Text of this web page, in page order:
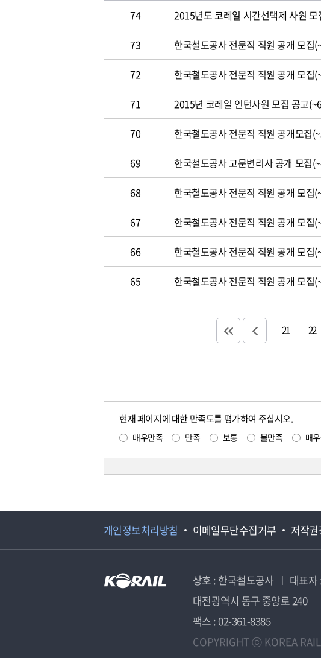
74 2015년도 코레일 시간선택제 사원
73 한국철도공사 전문직 직원 공개 모집
72 한국철도공사 전문직 직원 공개 모집
71 2015년 코레일 인턴사원 모집 공고
70 한국철도공사 전문직 직원 공개모집
69 한국철도공사 고문변리사 공개 모집
68 한국철도공사 전문직 직원 공개 모집
67 한국철도공사 전문직 직원 공개 모집
66 한국철도공사 전문직 직원 공개 모집
65 한국철도공사 전문직 직원 공개 모집
21 22
현재 페이지에 대한 만족도를 평가하여 주십시오.
매우만족 만족 보통 불만족 매
개인정보처리방침 이메일무단수집거부 저작
상호 : 한국철도공사 대표자
대전광역시 동구 중앙로 240
팩스 : 02-361-8385
COPYRIGHT ⓒ KOREA